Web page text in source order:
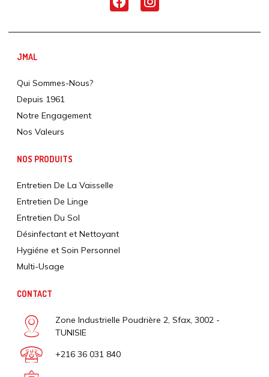
JMAL
Qui Sommes-Nous?
Depuis 1961
Notre Engagement
Nos Valeurs
NOS PRODUITS
Entretien De La Vaisselle
Entretien De Linge
Entretien Du Sol
Désinfectant et Nettoyant
Hygiéne et Soin Personnel
Multi-Usage
CONTACT
Zone Industrielle Poudrière 2, Sfax, 3002 -
TUNISIE
+216 36 031 840